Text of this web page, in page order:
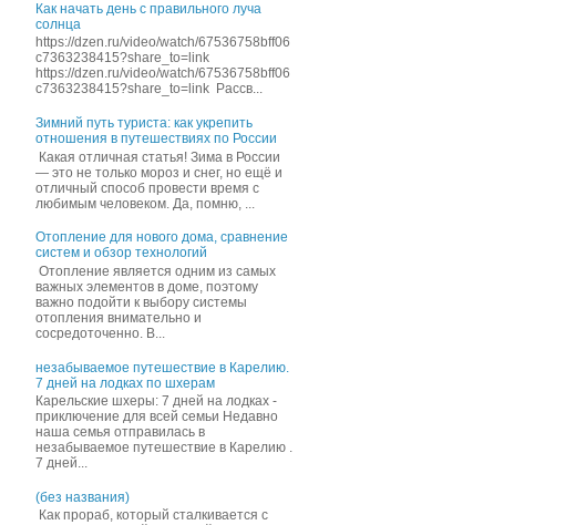
Как начать день с правильного луча
солнца
https://dzen.ru/video/watch/67536758bff06
c7363238415?share_to=link
https://dzen.ru/video/watch/67536758bff06
c7363238415?share_to=link Рассв...
Зимний путь туриста: как укрепить
отношения в путешествиях по России
Какая отличная статья! Зима в России
— это не только мороз и снег, но ещё и
отличный способ провести время с
любимым человеком. Да, помню, ...
Отопление для нового дома, сравнение
систем и обзор технологий
Отопление является одним из самых
важных элементов в доме, поэтому
важно подойти к выбору системы
отопления внимательно и
сосредоточенно. В...
незабываемое путешествие в Карелию.
7 дней на лодках по шхерам
Карельские шхеры: 7 дней на лодках -
приключение для всей семьи Недавно
наша семья отправилась в
незабываемое путешествие в Карелию .
7 дней...
(без названия)
Как прораб, который сталкивается с